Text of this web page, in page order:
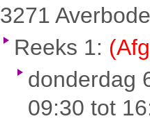
3271 Averbode
Reeks 1:
donderdag
09:30 tot